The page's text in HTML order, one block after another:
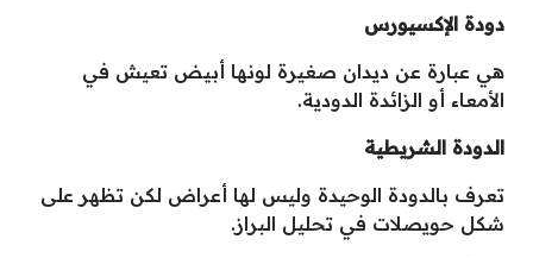
دودة الإكسيورس
هي عبارة عن ديدان صغيرة لونها أبيض تعيش في
الأمعاء أو الزائدة الدودية.
الدودة الشريطية
تعرف بالدودة الوحيدة وليس لها أعراض لكن تظهر على
شكل حويصلات في تحليل البراز.